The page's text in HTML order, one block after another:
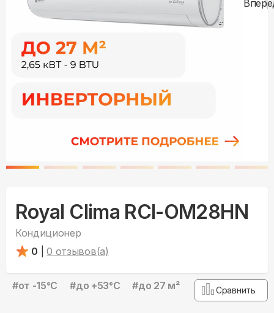
Royal Clima RCI-OM28HN
Кондиционер
0
0 отзывов(а)
#от -15°С #до +53°С #до 27 м² Сравнить